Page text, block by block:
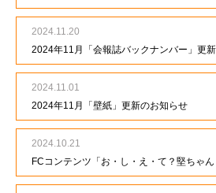
2024.11.20
2024年11月「会報誌バックナンバー」更
2024.11.01
2024年11月「壁紙」更新のお知らせ
2024.10.21
FCコンテンツ「お・し・え・て？堅ちゃ